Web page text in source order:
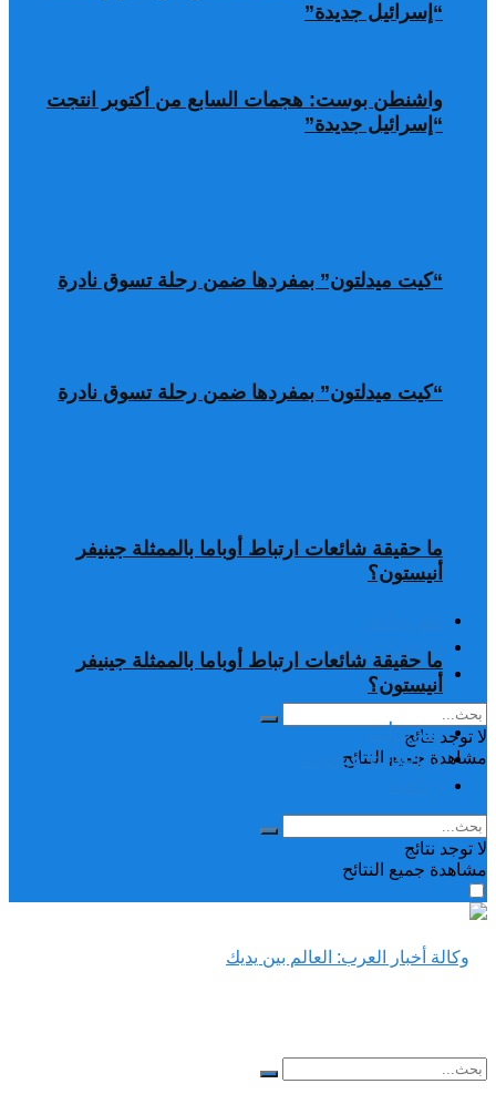
“إسرائيل جديدة”
“كيت ميدلتون” بمفردها ضمن رحلة تسوق نادرة
ما حقيقة شائعات ارتباط أوباما بالممثلة جينيفر
أنيستون؟
دراسات وبحوث
رياضة
لا توجد نتائج
مشاهدة جميع النتائح
واشنطن بوست: هجمات السابع من أكتوبر انتجت
“إسرائيل جديدة”
“كيت ميدلتون” بمفردها ضمن رحلة تسوق نادرة
ما حقيقة شائعات ارتباط أوباما بالممثلة جينيفر
أنيستون؟
تغريدات
دراسات وبحوث
لا توجد نتائج
مشاهدة جميع النتائح